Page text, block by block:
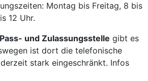
Montag bis Freitag, 8 bis
12 Uhr.
und Zulassungsstelle gibt es
ist dort die telefonische
stark eingeschränkt. Infos